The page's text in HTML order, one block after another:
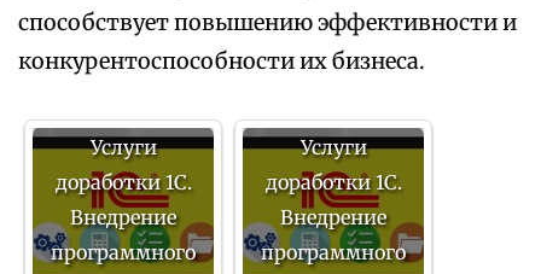
способствует повышению эффективности и
конкурентоспособности их бизнеса.
Услуги
доработки 1С.
Внедрение
программного
Услуги
доработки 1С.
Внедрение
программного